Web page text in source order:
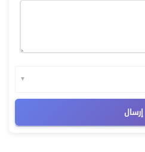
▼